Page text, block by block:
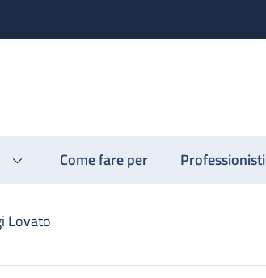
Come fare per Professionisti
Lovato